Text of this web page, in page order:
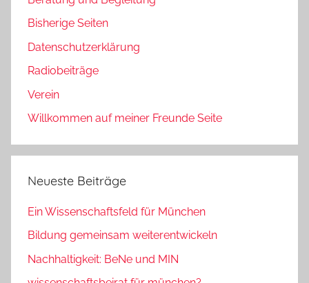
Bisherige Seiten
Datenschutzerklärung
Radiobeiträge
Verein
Willkommen auf meiner Freunde Seite
Neueste Beiträge
Ein Wissenschaftsfeld für München
Bildung gemeinsam weiterentwickeln
Nachhaltigkeit: BeNe und MIN